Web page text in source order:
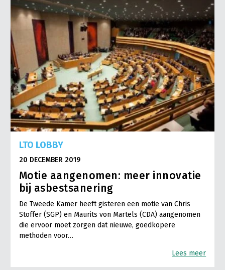
LTO LOBBY
20 DECEMBER 2019
Motie aangenomen: meer innovatie
bij asbestsanering
De Tweede Kamer heeft gisteren een motie van Chris
Stoffer (SGP) en Maurits von Martels (CDA) aangenomen
die ervoor moet zorgen dat nieuwe, goedkopere
methoden voor…
Lees meer